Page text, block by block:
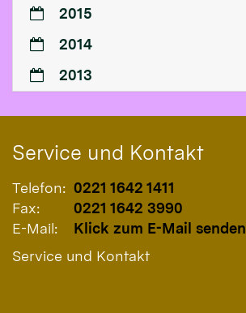
2015
2014
2013
Service und Kontakt
Telefon: 0221 1642 1411
Fax:
0221 1642 3990
E-Mail:
Klick zum E-Mail senden
Service und Kontakt